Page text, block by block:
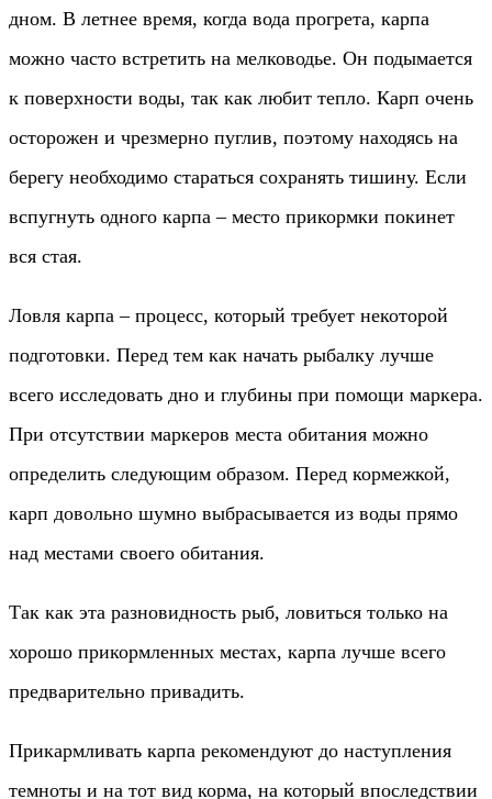
дном. В летнее время, когда вода прогрета, карпа
можно часто встретить на мелководье. Он подымается
к поверхности воды, так как любит тепло. Карп очень
осторожен и чрезмерно пуглив, поэтому находясь на
берегу необходимо стараться сохранять тишину. Если
вспугнуть одного карпа – место прикормки покинет
вся стая.
Ловля карпа – процесс, который требует некоторой
подготовки. Перед тем как начать рыбалку лучше
всего исследовать дно и глубины при помощи маркера.
При отсутствии маркеров места обитания можно
определить следующим образом. Перед кормежкой,
карп довольно шумно выбрасывается из воды прямо
над местами своего обитания.
Так как эта разновидность рыб, ловиться только на
хорошо прикормленных местах, карпа лучше всего
предварительно привадить.
Прикармливать карпа рекомендуют до наступления
темноты и на тот вид корма, на который впоследствии